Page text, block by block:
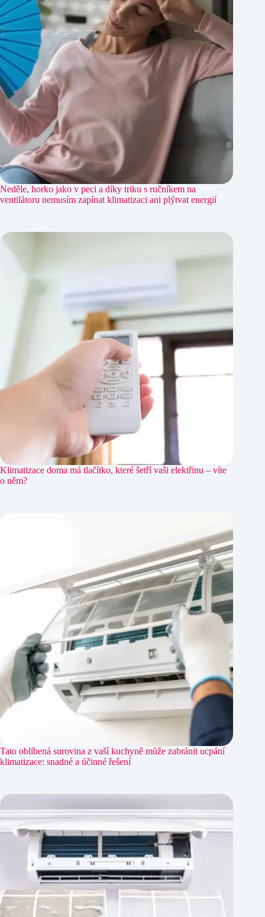
Neděle, horko jako v peci a díky triku s ručníkem na
ventilátoru nemusím zapínat klimatizaci ani plýtvat energií
Klimatizace doma má tlačítko, které šetří vaši elektřinu – víte
o něm?
Tato oblíbená surovina z vaší kuchyně může zabránit ucpání
klimatizace: snadné a účinné řešení